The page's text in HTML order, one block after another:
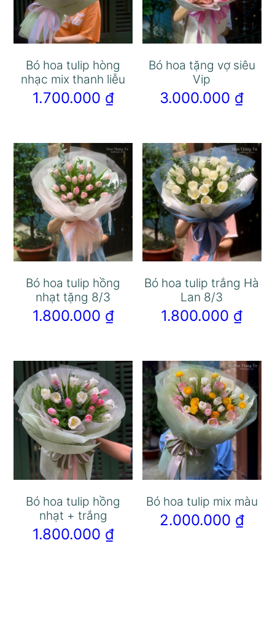
Bó hoa tulip hòng
nhạc mix thanh liễu
1.700.000 ₫
Bó hoa tặng vợ siêu
Vip
3.000.000 ₫
Bó hoa tulip hồng
nhạt tặng 8/3
1.800.000 ₫
Bó hoa tulip trắng Hà
Lan 8/3
1.800.000 ₫
Bó hoa tulip hồng
nhạt + trắng
1.800.000 ₫
Bó hoa tulip mix màu
2.000.000 ₫